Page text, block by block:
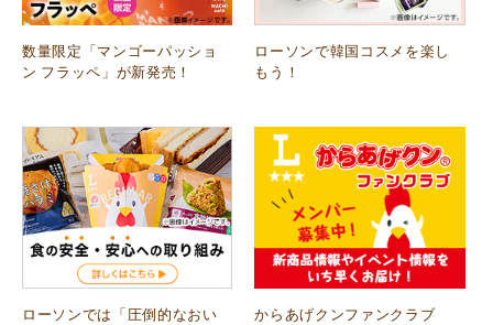
数量限定「マンゴーパッショ
ン フラッペ」が新発売！
ローソンで韓国コスメを楽し
もう！
ローソンでは「圧倒的なおい
からあげクンファンクラブ